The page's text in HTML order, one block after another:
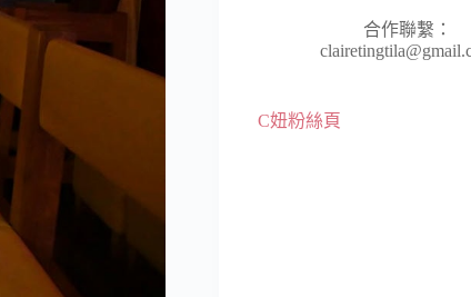
合作聯繫：
C妞粉絲頁